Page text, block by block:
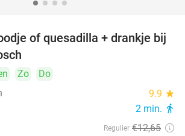
37%
of quesadilla + drankje bij
Zo
Do
9.9 star
2 min. directions_walk
Regulier €12,65